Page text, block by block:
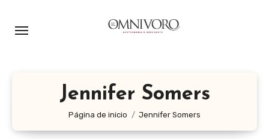
Jennifer Somers
Página de inicio Jennifer Somers